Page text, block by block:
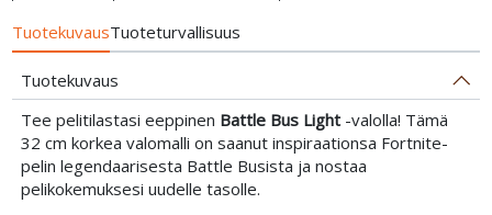
TuotekuvausTuoteturvallisuus
Tuotekuvaus
Tee pelitilastasi eeppinen Battle Bus Light-valolla! Tämä
32 cm korkea valomalli on saanut inspiraationsa Fortnite-
pelin legendaarisesta Battle Busista ja nostaa
pelikokemuksesi uudelle tasolle.